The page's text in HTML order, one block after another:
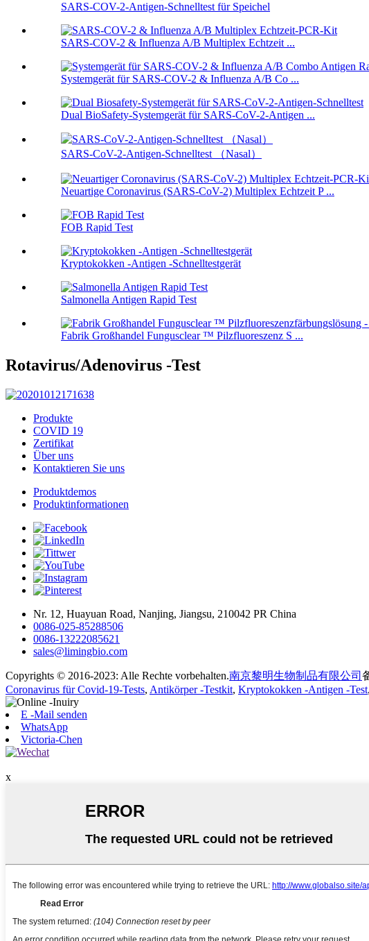
SARS-COV-2-Antigen-Schnelltest für Speichel
SARS-COV-2 & Influenza A/B Multiplex Echtzeit ...
Systemgerät für SARS-COV-2 & Influenza A/B Co ...
Dual BioSafety-Systemgerät für SARS-CoV-2-Antigen ...
SARS-CoV-2-Antigen-Schnelltest （Nasal）
Neuartige Coronavirus (SARS-CoV-2) Multiplex Echtzeit P ...
FOB Rapid Test
Kryptokokken -Antigen -Schnelltestgerät
Salmonella Antigen Rapid Test
Fabrik Großhandel Fungusclear ™ Pilzfluoreszenz S ...
Rotavirus/Adenovirus -Test
Produkte
COVID 19
Zertifikat
Über uns
Kontaktieren Sie uns
Produktdemos
Produktinformationen
Nr. 12, Huayuan Road, Nanjing, Jiangsu, 210042 PR China
0086-025-85288506
0086-13222085621
sales@limingbio.com
Copyrights © 2016-2023: Alle Rechte vorbehalten.南京黎明生物制品有限公司
Coronavirus für Covid-19-Tests, Antikörper -Testkit, Kryptokokken -Antigen -Test,
E -Mail senden
WhatsApp
Victoria-Chen
x